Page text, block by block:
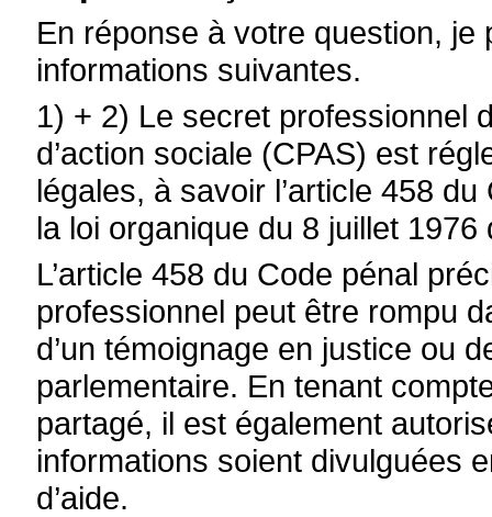
En réponse à votre question,
informations suivantes.
1) + 2) Le secret professionnel
d’action sociale (CPAS) est
légales, à savoir l’article 458
la loi organique du 8 juillet
L’article 458 du Code pénal
professionnel peut être rompu
d’un témoignage en justice ou
parlementaire. En tenant
partagé, il est également
informations soient divulguées
d’aide.